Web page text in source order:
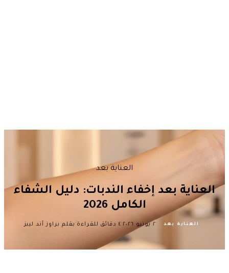
العناية بعد
العناية بعد إخفاء الندبات: دليل الشفاء
الكامل 2026
العناية بعد ·٢ يونيو ٢٠٢٦ ·٤ دقائق للقراءة · بقلم براوز آند ليبز